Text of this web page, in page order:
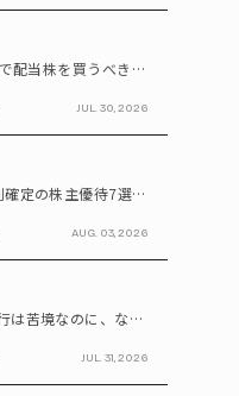
新NISAで配当株を買うべき理由…年間100万円の配当金なら約20万円の差がつく
JUL. 30, 2026
8月権利確定の株主優待7選 イオン、無印、U-NEXT…今買いたい人気銘柄を紹介
AUG. 03, 2026
地方銀行は苦境なのに、なぜ地銀株は上がる? 再編期待で注目の割安株を読み解く
JUL. 31, 2026